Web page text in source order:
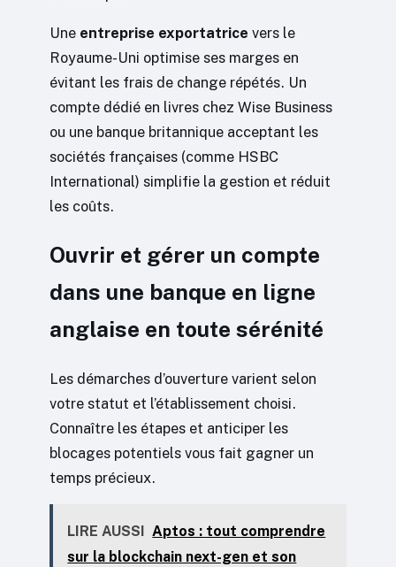
Une entreprise exportatrice vers le
Royaume-Uni optimise ses marges en
évitant les frais de change répétés. Un
compte dédié en livres chez Wise Business
ou une banque britannique acceptant les
sociétés françaises (comme HSBC
International) simplifie la gestion et réduit
les coûts.
Ouvrir et gérer un compte
dans une banque en ligne
anglaise en toute sérénité
Les démarches d’ouverture varient selon
votre statut et l’établissement choisi.
Connaître les étapes et anticiper les
blocages potentiels vous fait gagner un
temps précieux.
LIRE AUSSI
Aptos : tout comprendre
sur la blockchain next-gen et son